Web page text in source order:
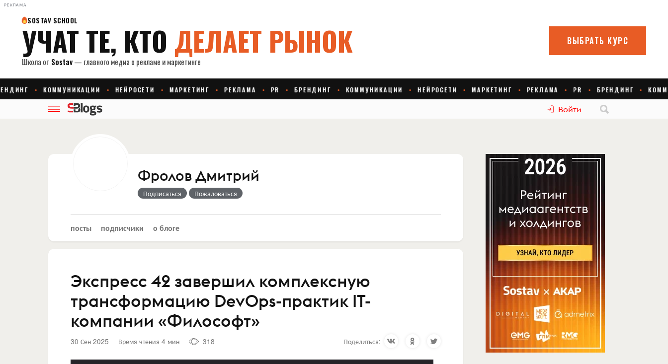
РЕКЛАМА
Войти
Фролов Дмитрий
Подписаться Пожаловаться
посты подписчики о блоге
Экспресс 42 завершил комплексную
трансформацию DevOps-практик IT-
компании «Философт»
30 Сен 2025 Время чтения 4 мин 318 Поделиться: